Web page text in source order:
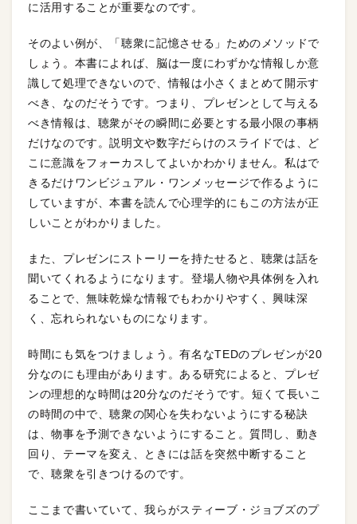
に活用することが重要なのです。
そのよい例が、「聴衆に記憶させる」ためのメソッドで
しょう。本書によれば、脳は一度にわずかな情報しか意
識して処理できないので、情報は小さくまとめて開示す
べき、なのだそうです。つまり、プレゼンとして与える
べき情報は、聴衆がその瞬間に必要とする最小限の事柄
だけなのです。説明文や数字だらけのスライドでは、ど
こに意識をフォーカスしてよいかわかりません。私はで
きるだけワンビジュアル・ワンメッセージで作るように
していますが、本書を読んで心理学的にもこの方法が正
しいことがわかりました。
また、プレゼンにストーリーを持たせると、聴衆は話を
聞いてくれるようになります。登場人物や具体例を入れ
ることで、無味乾燥な情報でもわかりやすく、興味深
く、忘れられないものになります。
時間にも気をつけましょう。有名なTEDのプレゼンが20
分なのにも理由があります。ある研究によると、プレゼ
ンの理想的な時間は20分なのだそうです。短くて長いこ
の時間の中で、聴衆の関心を失わないようにする秘訣
は、物事を予測できないようにすること。質問し、動き
回り、テーマを変え、ときには話を突然中断すること
で、聴衆を引きつけるのです。
ここまで書いていて、我らがスティーブ・ジョブズのプ